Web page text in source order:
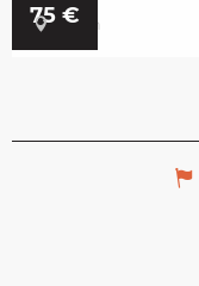
75 €
Lunan